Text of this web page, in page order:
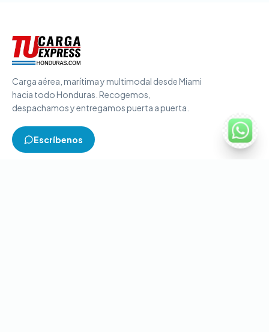
Carga aérea, marítima y multimodal desde Miami
hacia todo Honduras. Recogemos,
despachamos y entregamos puerta a puerta.
Escríbenos